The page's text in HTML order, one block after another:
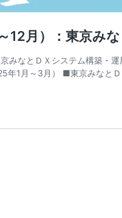
12月）：東京み
みなとＤＸシステム構築・
年1月～3月） ■東京みなと